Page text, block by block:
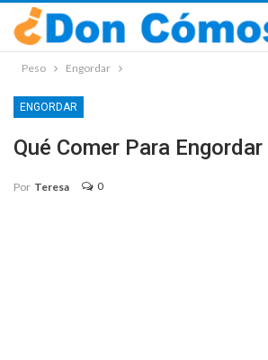
Peso Engordar
ENGORDAR
Qué Comer Para Engordar
Por Teresa 0